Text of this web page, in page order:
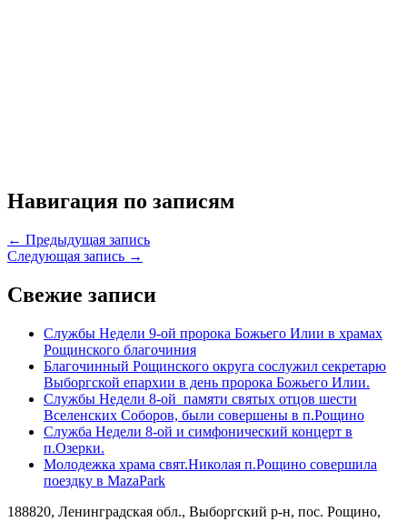
Навигация по записям
← Предыдущая запись
Следующая запись →
Свежие записи
Службы Недели 9-ой пророка Божьего Илии в храмах
Рощинского благочиния
Благочинный Рощинского округа сослужил секретарю
Выборгской епархии в день пророка Божьего Илии.
Службы Недели 8-ой памяти святых отцов шести
Вселенских Соборов, были совершены в п.Рощино
Служба Недели 8-ой и симфонический концерт в
п.Озерки.
Молодежка храма свят.Николая п.Рощино совершила
поездку в MazaPark
188820, Ленинградская обл., Выборгский р-н, пос. Рощино,